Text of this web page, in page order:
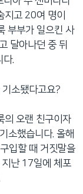
지고 20여 명이
부부가 일으킨 사
달아나던 중 뒤
다.
소됐다고요?
의 오랜 친구이자
소했습니다. 올해
입할 때 거짓말을
난 17일에 체포